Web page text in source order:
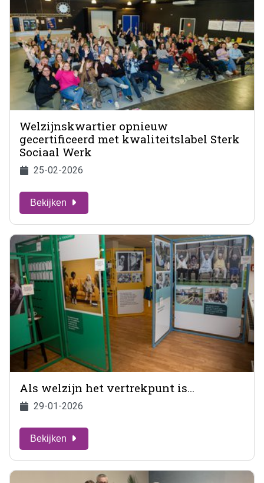
Welzijnskwartier opnieuw
gecertificeerd met kwaliteitslabel Sterk
Sociaal Werk
25-02-2026
Bekijken
Als welzijn het vertrekpunt is...
29-01-2026
Bekijken